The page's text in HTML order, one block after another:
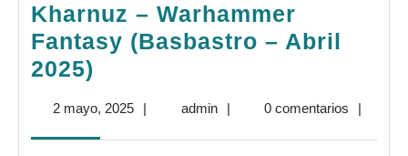
Kharnuz – Warhammer
Fantasy (Basbastro – Abril
2025)
Torneo
2 mayo, 20252
| adminadmin
| 0 comentarios |